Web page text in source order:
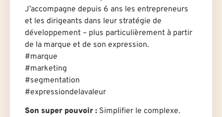
J’accompagne depuis 6 ans les entrepreneurs
et les dirigeants dans leur stratégie de
développement – plus particulièrement à partir
de la marque et de son expression.
#marque
#marketing
#segmentation
#expressiondelavaleur
Son super pouvoir : Simplifier le complexe.